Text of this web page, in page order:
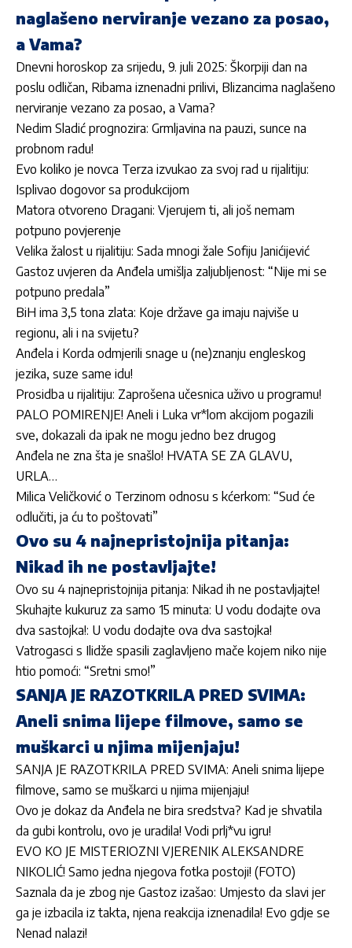
naglašeno nerviranje vezano za posao,
a Vama?
Dnevni horoskop za srijedu, 9. juli 2025: Škorpiji dan na
poslu odličan, Ribama iznenadni prilivi, Blizancima naglašeno
nerviranje vezano za posao, a Vama?
Nedim Sladić prognozira: Grmljavina na pauzi, sunce na
probnom radu!
Evo koliko je novca Terza izvukao za svoj rad u rijalitiju:
Isplivao dogovor sa produkcijom
Matora otvoreno Dragani: Vjerujem ti, ali još nemam
potpuno povjerenje
Velika žalost u rijalitiju: Sada mnogi žale Sofiju Janićijević
Gastoz uvjeren da Anđela umišlja zaljubljenost: “Nije mi se
potpuno predala”
BiH ima 3,5 tona zlata: Koje države ga imaju najviše u
regionu, ali i na svijetu?
Anđela i Korda odmjerili snage u (ne)znanju engleskog
jezika, suze same idu!
Prosidba u rijalitiju: Zaprošena učesnica uživo u programu!
PALO POMIRENJE! Aneli i Luka vr*lom akcijom pogazili
sve, dokazali da ipak ne mogu jedno bez drugog
Anđela ne zna šta je snašlo! HVATA SE ZA GLAVU,
URLA…
Milica Veličković o Terzinom odnosu s kćerkom: “Sud će
odlučiti, ja ću to poštovati”
Ovo su 4 najnepristojnija pitanja:
Nikad ih ne postavljajte!
Ovo su 4 najnepristojnija pitanja: Nikad ih ne postavljajte!
Skuhajte kukuruz za samo 15 minuta: U vodu dodajte ova
dva sastojka!: U vodu dodajte ova dva sastojka!
Vatrogasci s Ilidže spasili zaglavljeno mače kojem niko nije
htio pomoći: “Sretni smo!”
SANJA JE RAZOTKRILA PRED SVIMA:
Aneli snima lijepe filmove, samo se
muškarci u njima mijenjaju!
SANJA JE RAZOTKRILA PRED SVIMA: Aneli snima lijepe
filmove, samo se muškarci u njima mijenjaju!
Ovo je dokaz da Anđela ne bira sredstva? Kad je shvatila
da gubi kontrolu, ovo je uradila! Vodi prlj*vu igru!
EVO KO JE MISTERIOZNI VJERENIK ALEKSANDRE
NIKOLIĆ! Samo jedna njegova fotka postoji! (FOTO)
Saznala da je zbog nje Gastoz izašao: Umjesto da slavi jer
ga je izbacila iz takta, njena reakcija iznenadila! Evo gdje se
Nenad nalazi!